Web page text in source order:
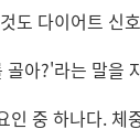
도 다이어트 신
아?'라는 말을
인 중 하나다. 체